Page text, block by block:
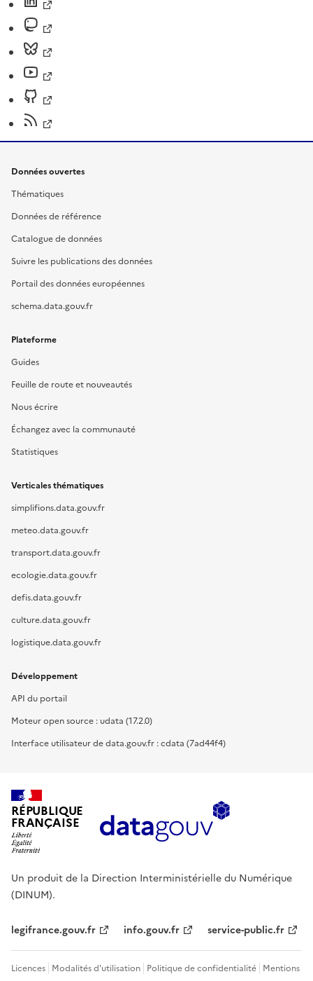
Données ouvertes
Thématiques
Données de référence
Catalogue de données
Suivre les publications des données
Portail des données européennes
schema.data.gouv.fr
Plateforme
Guides
Feuille de route et nouveautés
Nous écrire
Échangez avec la communauté
Statistiques
Verticales thématiques
simplifions.data.gouv.fr
meteo.data.gouv.fr
transport.data.gouv.fr
ecologie.data.gouv.fr
defis.data.gouv.fr
culture.data.gouv.fr
logistique.data.gouv.fr
Développement
API du portail
Moteur open source : udata (17.2.0)
Interface utilisateur de data.gouv.fr : cdata (7ad44f4)
RÉPUBLIQUE
FRANÇAISE
Un produit de la Direction Interministérielle du Numérique
(DINUM).
legifrance.gouv.fr info.gouv.fr service-public.fr
Licences Modalités d'utilisation Politique de confidentialité Mentions